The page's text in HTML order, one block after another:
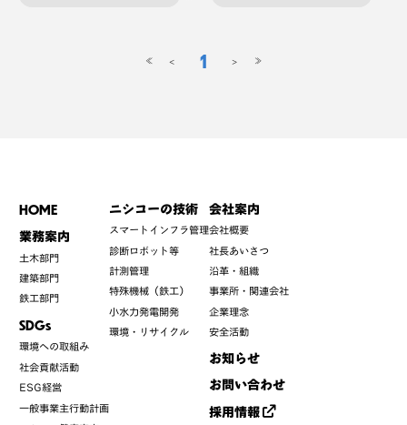
≪ < 1 > ≫
HOME
業務案内
土木部門
建築部門
鉄工部門
SDGs
環境への取組み
社会貢献活動
ESG経営
一般事業主行動計画
ニシコーの技術
スマートインフラ管理
診断ロボット等
計測管理
特殊機械（鉄工）
小水力発電開発
環境・リサイクル
会社案内
会社概要
社長あいさつ
沿革・組織
事業所・関連会社
企業理念
安全活動
お知らせ
お問い合わせ
採用情報